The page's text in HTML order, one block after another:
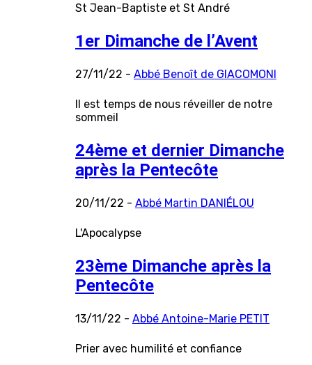
St Jean-Baptiste et St André
1er Dimanche de l’Avent
27/11/22 - Abbé Benoît de GIACOMONI
Il est temps de nous réveiller de notre
sommeil
24ème et dernier Dimanche
après la Pentecôte
20/11/22 - Abbé Martin DANIÉLOU
L'Apocalypse
23ème Dimanche après la
Pentecôte
13/11/22 - Abbé Antoine-Marie PETIT
Prier avec humilité et confiance